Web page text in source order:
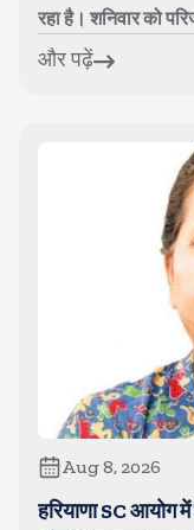
रहा है। शनिवार को
पदाधिकारियो...
और पढ़ें
Aug 8, 2026
हरियाणा SC आयोग